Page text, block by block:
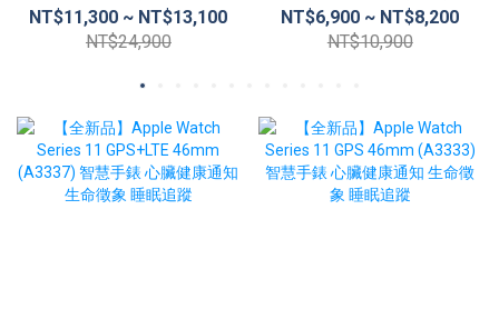
NT$11,300 ~ NT$13,100
NT$24,900
NT$6,900 ~ NT$8,200
NT$10,900